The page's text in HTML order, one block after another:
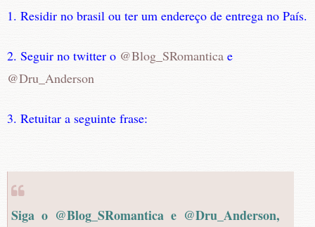
1. Residir no brasil ou ter um endereço de entrega no País.
2. Seguir no twitter o @Blog_SRomantica e
@Dru_Anderson
3. Retuitar a seguinte frase:
Siga o @Blog_SRomantica e @Dru_Anderson,